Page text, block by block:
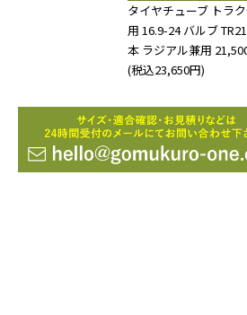
タイヤチューブ トラ
用 16.9-24 バルブ
本 ラジアル兼用
(税込23,650円)